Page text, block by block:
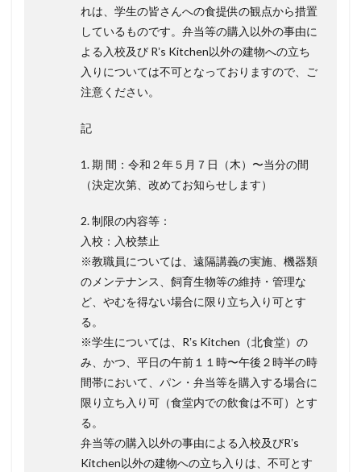
れは、学生の皆さんへの⾷提供の観点から措置
しているものです。弁当等の購入以外の事由に
よる入校及び Rʼs Kitchen以外の建物への立ち
入りについては不可となっておりますので、ご
注意ください。
記
1. 期 間：令和２年５月７日（⽊）〜当分の間
（決定次第、改めてお知らせします）
2. 制限の内容等：
入校：入校禁止
※教職員については、遠隔講義の実施、機器類
のメンテナンス、飼育生物等の維持・管理な
ど、やむを得ない場合に限り立ち入り可とす
る。
※学生については、Rʼs Kitchen（北⾷堂）の
み、かつ、平日の午前１１時〜午後２時半の時
間帯において、パン・弁当等を購入する場合に
限り立ち入り可（⾷堂内での飲⾷は不可）とす
る。
弁当等の購入以外の事由による入校及びRʼs
Kitchen以外の建物への立ち入りは、不可とす